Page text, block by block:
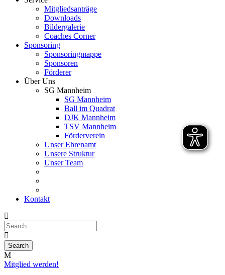
Mitgliedsanträge
Downloads
Bildergalerie
Coaches Corner
Sponsoring
Sponsoringmappe
Sponsoren
Förderer
Über Uns
SG Mannheim
SG Mannheim
Ball im Quadrat
DJK Mannheim
TSV Mannheim
Förderverein
Unser Ehrenamt
Unsere Struktur
Unser Team
Kontakt
Mitglied werden!